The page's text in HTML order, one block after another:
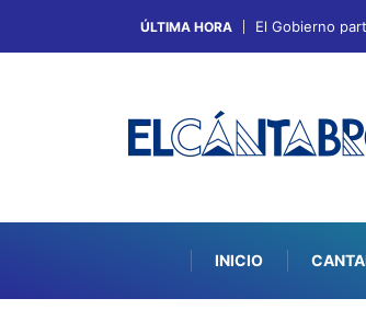
ÚLTIMA HORA El Gobierno
INICIO